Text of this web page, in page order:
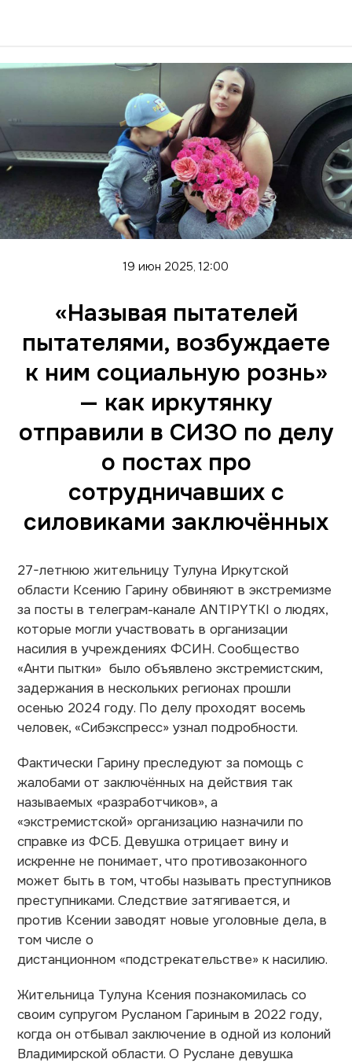
19 июн 2025, 12:00
«Называя пытателей
пытателями, возбуждаете
к ним социальную рознь»
— как иркутянку
отправили в СИЗО по делу
о постах про
сотрудничавших с
силовиками заключённых
27-летнюю жительницу Тулуна Иркутской
области Ксению Гарину обвиняют в экстремизме
за посты в телеграм-канале ANTIPYTKI о людях,
которые могли участвовать в организации
насилия в учреждениях ФСИН. Сообщество
«Анти пытки» было объявлено экстремистским,
задержания в нескольких регионах прошли
осенью 2024 году. По делу проходят восемь
человек, «Сибэкспресс» узнал подробности.
Фактически Гарину преследуют за помощь с
жалобами от заключённых на действия так
называемых «разработчиков», а
«экстремистской» организацию назначили по
справке из ФСБ. Девушка отрицает вину и
искренне не понимает, что противозаконного
может быть в том, чтобы называть преступников
преступниками. Следствие затягивается, и
против Ксении заводят новые уголовные дела, в
том числе о
дистанционном «подстрекательстве» к насилию.
Жительница Тулуна Ксения познакомилась со
своим супругом Русланом Гариным в 2022 году,
когда он отбывал заключение в одной из колоний
Владимирской области. О Руслане девушка